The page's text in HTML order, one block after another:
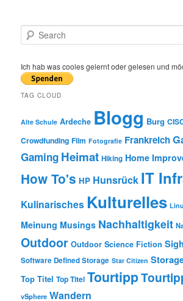
e
r
c
Ich hab was cooles gelernt oder gelesen und
TAG CLOUD
Alte Schule Ardeche Blogg Burg
Crowdfunding Film Fotografie Frankreich
Gaming Heimat Hiking Home
How To's HP Hunsrück IT
Kulinarisches Kulturelles
Meinung Musings Nachhaltigkeit
Outdoor Outdoor Science Fiction
Software Defined Storage Star Citizen
Top Titel Top Titel Tourtipp
vSphere Wandern